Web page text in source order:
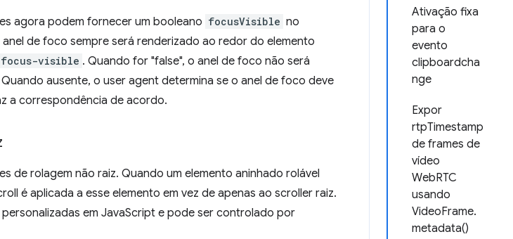
Ativação fixa
para o
evento
clipboardcha
nge
Expor
rtpTimestamp
de frames de
vídeo
WebRTC
usando
VideoFrame.
metadata()
agora podem fornecer um booleano focusVisible no
de foco sempre será renderizado ao redor do elemento
visible . Quando for "false", o anel de foco não será
ausente, o user agent determina se o anel de foco deve
a correspondência de acordo.
de rolagem não raiz. Quando um elemento aninhado rolável
é aplicada a esse elemento em vez de apenas ao scroller raiz.
em JavaScript e pode ser controlado por